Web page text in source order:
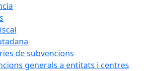
de subvencions
generals a entitats i centres